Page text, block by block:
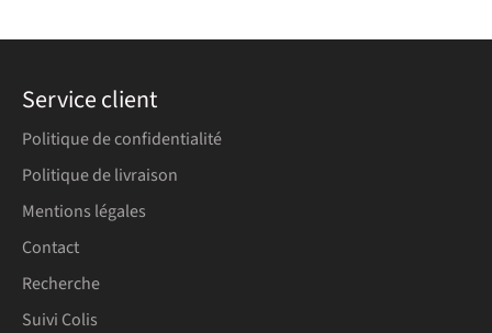
Service client
Politique de confidentialité
Politique de livraison
Mentions légales
Contact
Recherche
Suivi Colis